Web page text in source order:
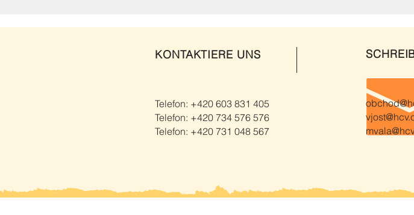
KONTAKTIERE UNS
Telefon: +420 603 831 405
Telefon: +420 734 576 576
Telefon: +420 731 048 567